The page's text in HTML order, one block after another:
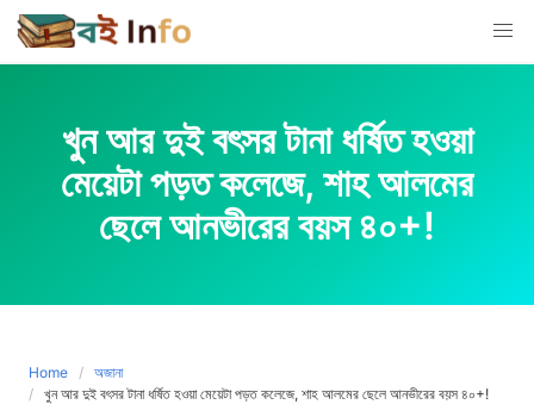
Skip
to
content
খুন আর দুই বৎসর টানা ধর্ষিত হওয়া
মেয়েটা পড়ত কলেজে, শাহ আলমের
ছেলে আনভীরের বয়স ৪০+!
Home
অজানা
খুন আর দুই বৎসর টানা ধর্ষিত হওয়া মেয়েটা পড়ত কলেজে, শাহ আলমের ছেলে আনভীরের বয়স ৪০+!